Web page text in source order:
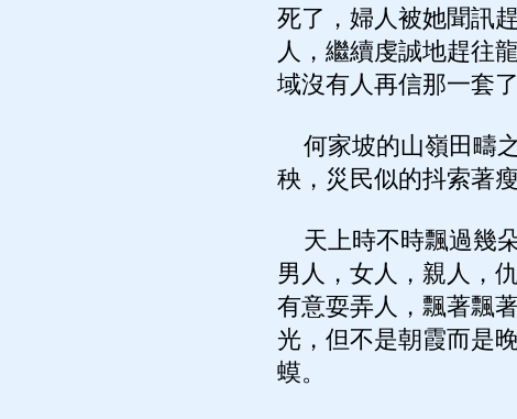
死了，婦人被她聞訊
人，繼續虔誠地趕往
域沒有人再信那一套了
何家坡的山嶺田疇
秧，災民似的抖索著
天上時不時飄過幾
男人，女人，親人，
有意耍弄人，飄著飄
光，但不是朝霞而是
蟆。